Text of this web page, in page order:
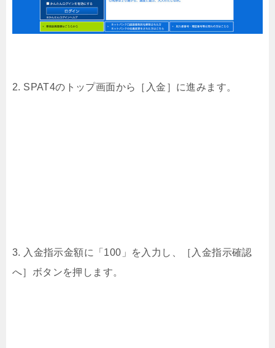
2. SPAT4のトップ画面から［入金］に進みます。
3. 入金指示金額に「100」を入力し、［入金指示確認
へ］ボタンを押します。